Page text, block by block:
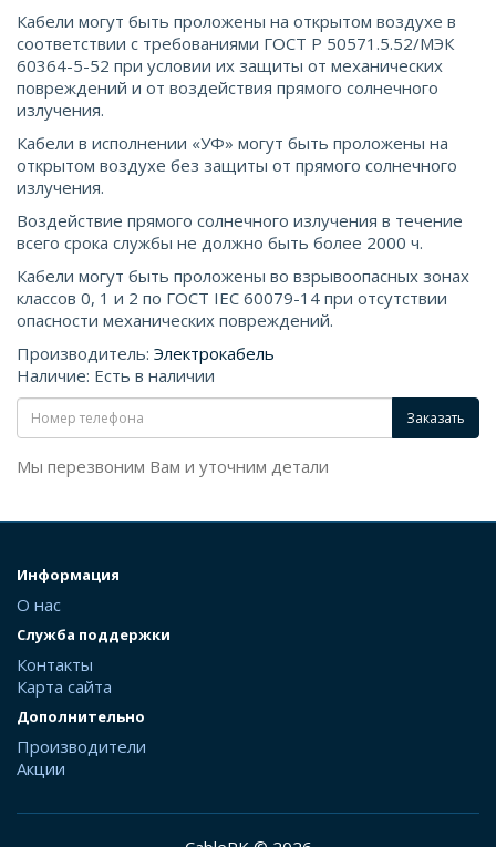
Кабели могут быть проложены на открытом воздухе в
соответствии с требованиями ГОСТ Р 50571.5.52/МЭК
60364-5-52 при условии их защиты от механических
повреждений и от воздействия прямого солнечного
излучения.
Кабели в исполнении «УФ» могут быть проложены на
открытом воздухе без защиты от прямого солнечного
излучения.
Воздействие прямого солнечного излучения в течение
всего срока службы не должно быть более 2000 ч.
Кабели могут быть проложены во взрывоопасных зонах
классов 0, 1 и 2 по ГОСТ IEС 60079-14 при отсутствии
опасности механических повреждений.
Производитель: Электрокабель
Наличие: Есть в наличии
Заказать
Мы перезвоним Вам и уточним детали
Информация
О нас
Служба поддержки
Контакты
Карта сайта
Дополнительно
Производители
Акции